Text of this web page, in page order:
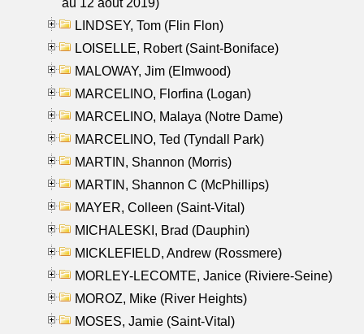
LINDSEY, Tom (Flin Flon)
LOISELLE, Robert (Saint-Boniface)
MALOWAY, Jim (Elmwood)
MARCELINO, Florfina (Logan)
MARCELINO, Malaya (Notre Dame)
MARCELINO, Ted (Tyndall Park)
MARTIN, Shannon (Morris)
MARTIN, Shannon C (McPhillips)
MAYER, Colleen (Saint-Vital)
MICHALESKI, Brad (Dauphin)
MICKLEFIELD, Andrew (Rossmere)
MORLEY-LECOMTE, Janice (Riviere-Seine)
MOROZ, Mike (River Heights)
MOSES, Jamie (Saint-Vital)